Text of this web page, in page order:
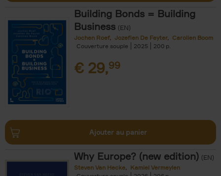
Building Bonds = Building
Business (EN)
Jochen Roef Jozefien De Feyter
Carolien Boom
Couverture souple
2025 200
€ 29,99
Ajouter au panier
Why Europe? (new edition) (EN)
Steven Van Hecke
Kamiel Vermeylen